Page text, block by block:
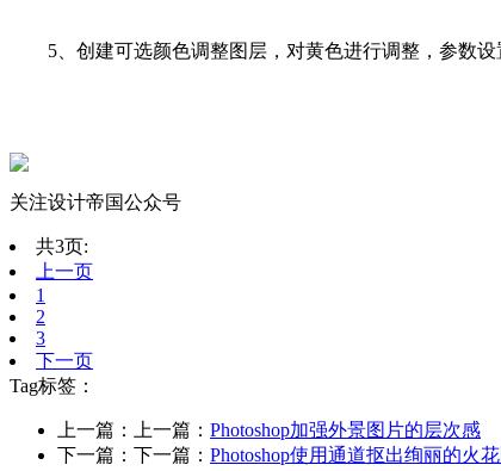
5、创建可选颜色调整图层，对黄色进行调整，参数
关注设计帝国公众号
共3页:
上一页
1
2
3
下一页
Tag标签：
上一篇：上一篇： Photoshop加强外景图片的层次感
下一篇：下一篇： Photoshop使用通道抠出绚丽的火